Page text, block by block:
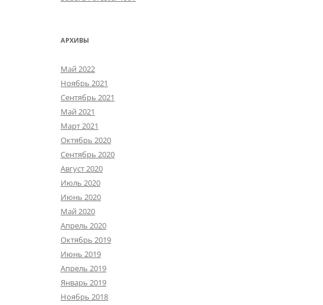
АРХИВЫ
Май 2022
Ноябрь 2021
Сентябрь 2021
Май 2021
Март 2021
Октябрь 2020
Сентябрь 2020
Август 2020
Июль 2020
Июнь 2020
Май 2020
Апрель 2020
Октябрь 2019
Июнь 2019
Апрель 2019
Январь 2019
Ноябрь 2018